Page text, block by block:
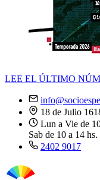
LEE EL ÚLTIMO
18 de Julio
Lun a Vie de
Sab de 10 a 14 hs.
2402 9017